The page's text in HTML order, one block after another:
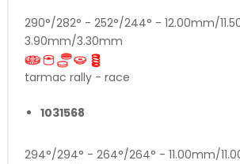
290°/282° - 252°/244° - 12.00mm/
3.90mm/3.30mm
tarmac rally - race
1031568
294°/294° - 264°/264° - 11.00mm/